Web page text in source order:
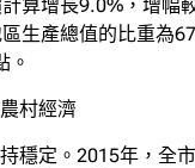
算增長9.0%，增幅
生產總值的比重為
。
村經濟
穩定。2015年，全